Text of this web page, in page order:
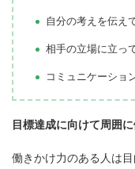
自分の考えを伝え
相手の立場に立っ
コミュニケーショ
目標達成に向けて周囲
働きかけ力のある人は